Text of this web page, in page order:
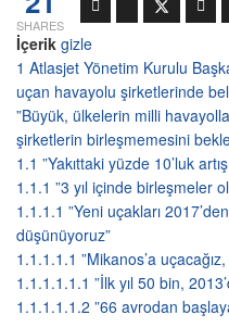
SHARES
İçerik gizle
1 Atlasjet Yönetim Kurulu
uçan havayolu şirketlerinde
”Büyük, ülkelerin milli
şirketlerin birleşmemesini
1.1 ”Yakıttaki yüzde 10’luk
1.1.1 ”3 yıl içinde birleşmeler
1.1.1.1 ”Yeni uçakları
düşünüyoruz”
1.1.1.1.1 ”Mikanos’a
1.1.1.1.1.1 ”İlk yıl 50 bin,
1.1.1.1.1.2 ”66 avrodan